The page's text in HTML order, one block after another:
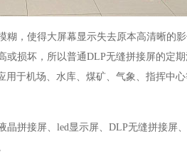
，使得大屏幕显示失去原本高清晰的
或损坏，所以普通DLP无缝拼接屏的定
用于机场、水库、煤矿、气象、指挥中
晶拼接屏、 led显示屏、 DLP无缝拼接屏